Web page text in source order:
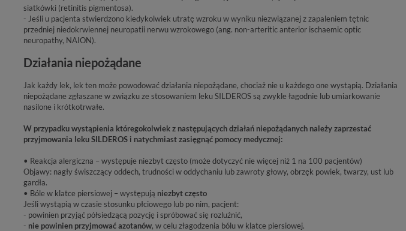
siatkówki (retinitis pigmentosa).
- Jeśli u pacjenta stwierdzono kiedykolwiek utratę wzroku w wyniku niezwiązanej z zapaleniem tętnic
przedniej niedokrwiennej neuropatii nerwu wzrokowego (ang. non-arteritic anterior ischaemic optic
neuropathy, NAION).
Działania niepożądane
Jak każdy lek, lek ten może powodować działania niepożądane, chociaż nie u każdego one wystąpią. Działania
niepożądane zgłaszane w związku ze stosowaniem leku SILDEROS są zwykle łagodnie lub umiarkowanie
nasilone i krótkotrwałe.
W przypadku wystąpienia któregokolwiek z następujących działań niepożądanych należy zaprzestać
przyjmowania leku SILDEROS i natychmiast zasięgnąć pomocy medycznej:
• Reakcja alergiczna – występuje niezbyt często (może dotyczyć nie więcej niż 1 na 100 pacjentów)
Objawy: nagły świszczący oddech, trudności w oddychaniu lub zawroty głowy, obrzęk powiek, twarzy, ust lub
gardła.
• Bóle w klatce piersiowej – występują niezbyt często
Jeśli wystąpią w czasie stosunku płciowego lub po nim, pacjent:
- powinien przyjąć półsiedzącą pozycję i spróbować się rozluźnić,
- nie powinien przyjmować azotanów, w celu złagodzenia bólu w klatce piersiowej.